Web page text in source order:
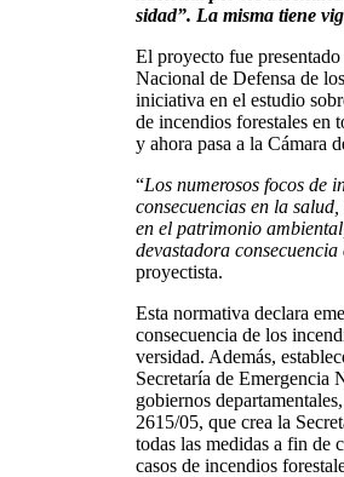
sidad”. La misma tiene
El proyecto fue
Nacional de Defensa de
ini­ciativa en el estudio
de incendios forestales en
y ahora pasa a la Cámara
“Los numerosos focos de
consecuencias en la
en el patrimonio
devastadora
proyectista.
Esta normativa declara
consecuencia de los
versidad. Además,
Secretaría de Emergencia
gobiernos
2615/05, que crea la
todas las medidas a fin de
casos de incen­dios